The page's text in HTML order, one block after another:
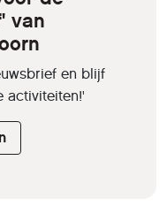
van
en blijf
activiteiten!'